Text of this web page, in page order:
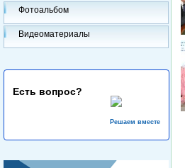
Фотоальбом
Видеоматериалы
Есть вопрос?
Решаем вместе